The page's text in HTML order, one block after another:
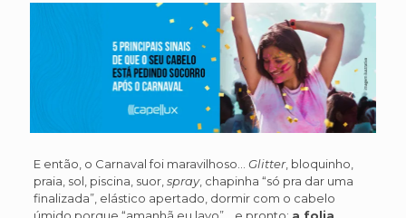
E então, o Carnaval foi maravilhoso… Glitter, bloquinho,
praia, sol, piscina, suor, spray, chapinha “só pra dar uma
finalizada”, elástico apertado, dormir com o cabelo
úmido porque “amanhã eu lavo”… e pronto: a folia